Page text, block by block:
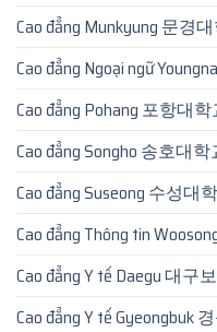
Cao đẳng Munkyung 문경
Cao đẳng Ngoại ngữ
Cao đẳng Pohang 포항대학
Cao đẳng Songho 송호대학
Cao đẳng Suseong 수성대
Cao đẳng Thông tin
Cao đẳng Y tế Daegu 대구
Cao đẳng Y tế Gyeongbuk